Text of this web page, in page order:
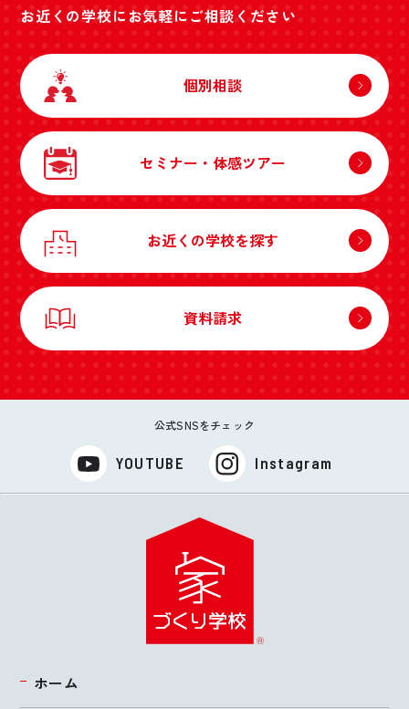
お近くの学校にお気軽にご相談ください
個別相談
セミナー・体感ツアー
お近くの学校を探す
資料請求
公式SNSをチェック
YOUTUBE Instagram
ホーム